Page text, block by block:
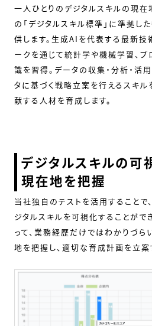
一人ひとりのデジタルスキルの現
の「デジタルスキル標準」に準拠し
供します。生成AIを代表する最新技
ークを通じて統計学や機械学習、
識を習得。データの収集・分析・活
タに基づく戦略立案を行えるスキル
献する人材を育成します。
デジタルスキルの可
現在地を把握
当社独自のテストを活用することで
ジタルスキルを可視化することがで
って、業務経歴だけではわかりづ
地を把握し、適切な育成計画を立案